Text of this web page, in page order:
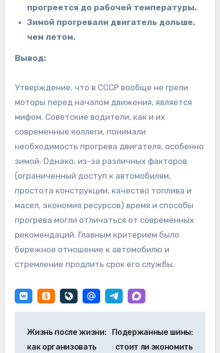
прогреется до рабочей температуры.
Зимой прогревали двигатель дольше,
чем летом.
Вывод:
Утверждение, что в СССР вообще не грели
моторы перед началом движения, является
мифом. Советские водители, как и их
современные коллеги, понимали
необходимость прогрева двигателя, особенно
зимой. Однако, из-за различных факторов
(ограниченный доступ к автомобилям,
простота конструкции, качество топлива и
масел, экономия ресурсов) время и способы
прогрева могли отличаться от современных
рекомендаций. Главным критерием было
бережное отношение к автомобилю и
стремление продлить срок его службы.
по
Жизнь после жизни:
как организовать
Подержанные шины:
стоит ли экономить